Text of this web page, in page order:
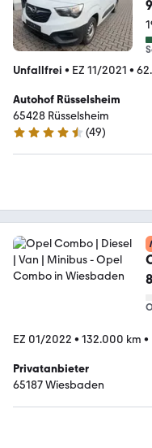
Unfallfrei • EZ 11/2021 •
Autohof Rüsselsheim
65428 Rüsselsheim
4.7 Sterne
(49)
EZ 01/2022 • 132.000 km •
Privatanbieter
65187 Wiesbaden